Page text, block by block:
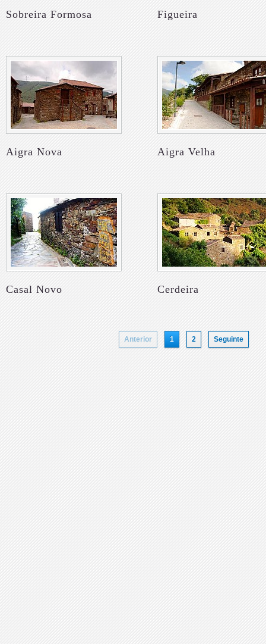
Sobreira Formosa Figueira
Aigra Nova Aigra Velha
Casal Novo Cerdeira
Anterior 1 2 Seguinte